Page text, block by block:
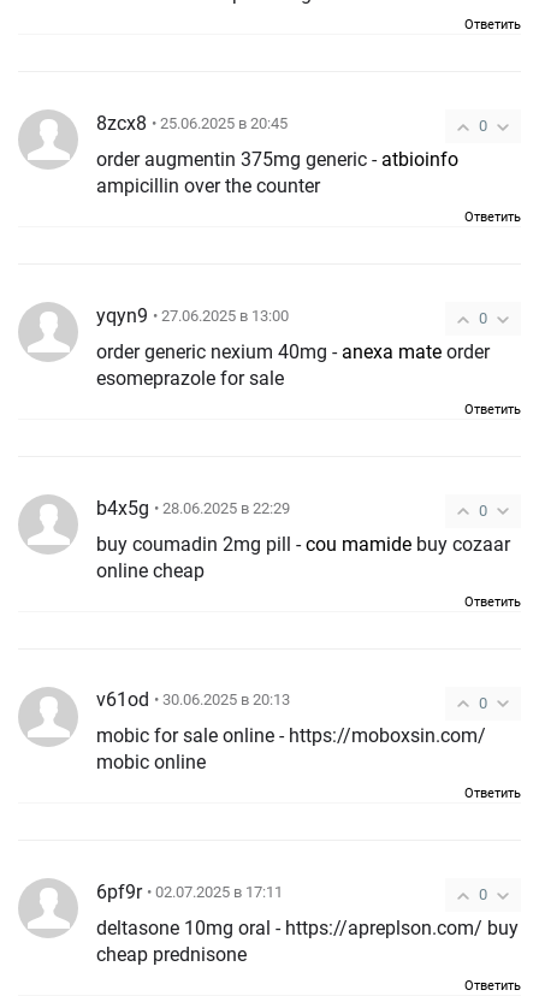
Ответить
0
8zcx8 • 25.06.2025 в 20:45
order augmentin 375mg generic - atbioinfo
ampicillin over the counter
Ответить
0
yqyn9 • 27.06.2025 в 13:00
order generic nexium 40mg - anexa mate
esomeprazole for sale
Ответить
0
b4x5g • 28.06.2025 в 22:29
buy coumadin 2mg pill -cou mamide
online cheap
Ответить
0
v61od • 30.06.2025 в 20:13
mobic for sale online - https://moboxsin.com/
mobic online
Ответить
0
6pf9r • 02.07.2025 в 17:11
deltasone 10mg oral - https://apreplson.com/ buy
cheap prednisone
Ответить